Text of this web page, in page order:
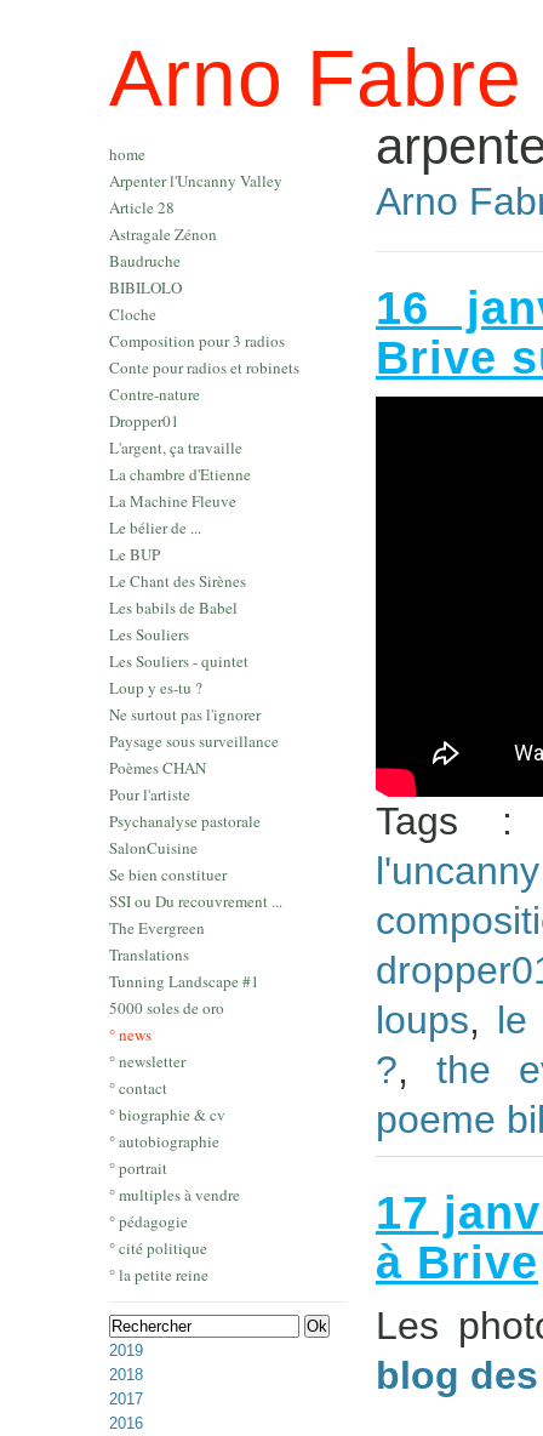
Arno Fabre
home
Arpenter l'Uncanny Valley
Article 28
Astragale Zénon
Baudruche
BIBILOLO
Cloche
Composition pour 3 radios
Conte pour radios et robinets
Contre-nature
Dropper01
L'argent, ça travaille
La chambre d'Etienne
La Machine Fleuve
Le bélier de ...
Le BUP
Le Chant des Sirènes
Les babils de Babel
Les Souliers
Les Souliers - quintet
Loup y es-tu ?
Ne surtout pas l'ignorer
Paysage sous surveillance
Poèmes CHAN
Pour l'artiste
Psychanalyse pastorale
SalonCuisine
Se bien constituer
SSI ou Du recouvrement ...
The Evergreen
Translations
Tunning Landscape #1
5000 soles de oro
° news
° newsletter
° contact
° biographie & cv
° autobiographie
° portrait
° multiples à vendre
° pédagogie
° cité politique
° la petite reine
2019
2018
2017
2016
Arno
16
Brive
Tags
loups, le
?,the
poeme
17
à Brive
Les
blog